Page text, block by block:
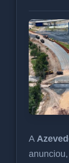
A